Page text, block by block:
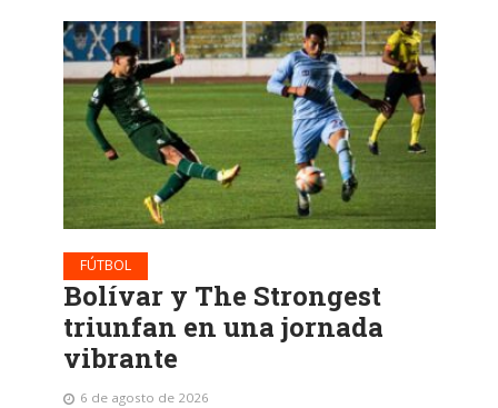
FÚTBOL
Bolívar y The Strongest
triunfan en una jornada
vibrante
6 de agosto de 2026